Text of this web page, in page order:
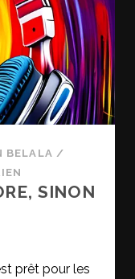
BELALA /
SINON
prêt pour les